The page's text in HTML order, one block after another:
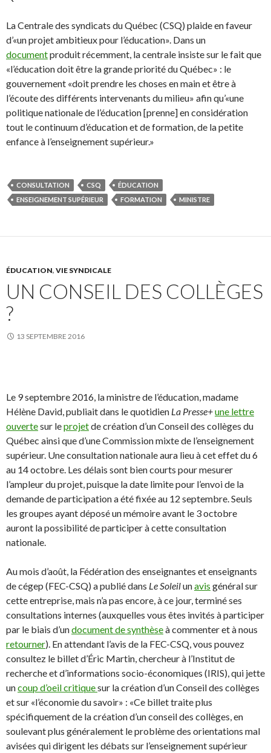
La Centrale des syndicats du Québec (CSQ) plaide en faveur
d’«un projet ambitieux pour l’éducation». Dans un
documentproduit récemment, la centrale insiste sur le fait que
«l’éducation doit être la grande priorité du Québec» : le
gouvernement «doit prendre les choses en main et être à
l’écoute des différents intervenants du milieu» afin qu’«une
politique nationale de l’éducation [prenne] en considération
tout le continuum d’éducation et de formation, de la petite
enfance à l’enseignement supérieur.»
CONSULTATION CSQ
ÉDUCATION
ENSEIGNEMENT SUPÉRIEUR
FORMATION MINISTRE
ÉDUCATION, VIE SYNDICALE
UN CONSEIL DES COLLÈGES
?
13 SEPTEMBRE 2016
Le 9 septembre 2016, la ministre de l’éducation, madame
Hélène David, publiait dans le quotidien La Presse+une lettre
ouvertesur leprojetde création d’un Conseil des collèges du
Québec ainsi que d’une Commission mixte de l’enseignement
supérieur. Une consultation nationale aura lieu à cet effet du 6
au 14 octobre. Les délais sont bien courts pour mesurer
l’ampleur du projet, puisque la date limite pour l’envoi de la
demande de participation a été fixée au 12 septembre. Seuls
les groupes ayant déposé un mémoire avant le 3 octobre
auront la possibilité de participer à cette consultation
nationale.
Au mois d’août, la Fédération des enseignantes et enseignants
de cégep (FEC-CSQ) a publié dans Le Soleilunavis général sur
cette entreprise, mais n’a pas encore, à ce jour, terminé ses
consultations internes (auxquelles vous êtes invités à participer
par le biais d’undocument de synthèseà commenter et à nous
retourner). En attendant l’avis de la FEC-CSQ, vous pouvez
consultez le billet d’Éric Martin, chercheur à l’Institut de
recherche et d’informations socio-économiques (IRIS), qui jette
uncoup d’oeil critiquesur la création d’un Conseil des collèges
et sur «l’économie du savoir» : «Ce billet traite plus
spécifiquement de la création d’un conseil des collèges, en
soulevant plus généralement le problème des orientations mal
avisées qui dirigent les débats sur l’enseignement supérieur